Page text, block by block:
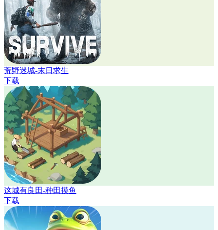
荒野迷城-末日求生
下载
这城有良田-种田摸鱼
下载